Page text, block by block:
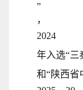
”
，
2024
年入选“三
和“陕西省